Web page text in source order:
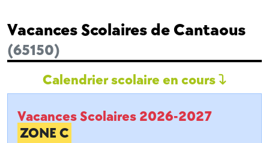
Vacances Scolaires de Cantaous
(65150)
Calendrier scolaire en cours
Vacances Scolaires 2026-2027
ZONE C